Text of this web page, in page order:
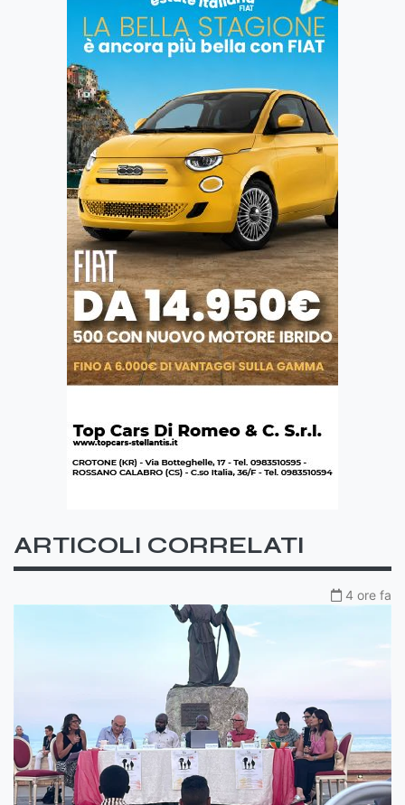
ARTICOLI CORRELATI
4 ore fa